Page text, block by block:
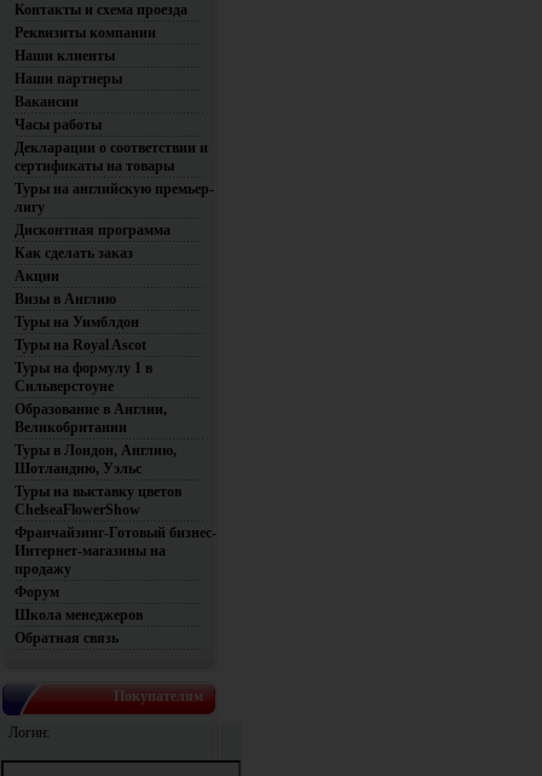
Контакты и схема проезда
Реквизиты компании
Наши клиенты
Наши партнеры
Вакансии
Часы работы
Декларации о соответствии и
сертификаты на товары
Туры на английскую премьер-
лигу
Дисконтная программа
Как сделать заказ
Акции
Визы в Англию
Туры на Уимблдон
Туры на Royal Ascot
Туры на формулу 1 в
Сильверстоуне
Образование в Англии,
Великобритании
Туры в Лондон, Англию,
Шотландию, Уэльс
Туры на выставку цветов
ChelseaFlowerShow
Франчайзинг-Готовый бизнес-
Интернет-магазины на
продажу
Форум
Школа менеджеров
Обратная связь
Покупателям
Логин: